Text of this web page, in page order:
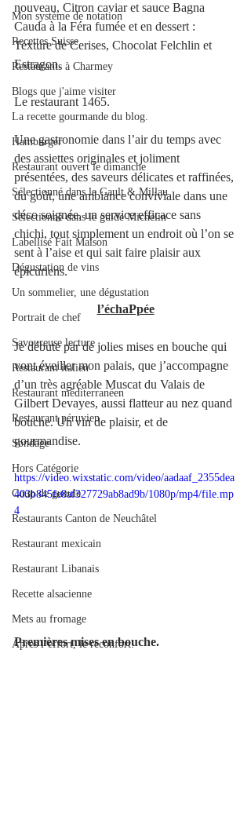
Mon système de notation
Recettes Suisse
Restaurants à Charmey
Blogs que j'aime visiter
La recette gourmande du blog.
Hamburger
Restaurant ouvert le dimanche
Sélectionné dans le Gault & Millau
Sélectionné dans le guide Michelin
Labellisé Fait Maison
Dégustation de vins
Un sommelier, une dégustation
Portrait de chef
Savoureuse lecture
Restaurant italien
Restaurant méditerranéen
Restaurant péruvien
Sondage
Hors Catégorie
Coup de gueule
Restaurants Canton de Neuchâtel
Restaurant mexicain
Restaurant Libanais
Recette alsacienne
Mets au fromage
Après l’effort, le réconfort.
nouveau, Citron caviar et sauce Bagna
Cauda à la Féra fumée et en dessert :
Texture de Cerises, Chocolat Felchlin et
Estragon.
Le restaurant 1465.
Une gastronomie dans l’air du temps avec
des assiettes originales et joliment
présentées, des saveurs délicates et raffinées,
du goût, une ambiance conviviale dans une
déco soignée, un service efficace sans
chichi, tout simplement un endroit où l’on se
sent à l’aise et qui sait faire plaisir aux
épicuriens.
l’échaPpée
Je débute par de jolies mises en bouche qui
vont éveiller mon palais, que j’accompagne
d’un très agréable Muscat du Valais de
Gilbert Devayes, aussi flatteur au nez quand
bouche. Un vin de plaisir, et de
gourmandise.
https://video.wixstatic.com/video/aadaaf_2355dea
403b845fe8af327729ab8ad9b/1080p/mp4/file.mp
4
Premières mises en bouche.